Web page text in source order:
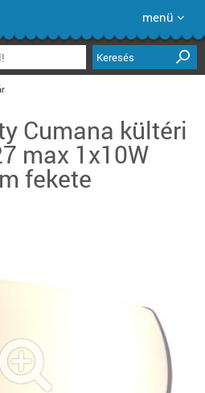
menü
Keresés
Cumana kültéri
max 1x10W
fekete